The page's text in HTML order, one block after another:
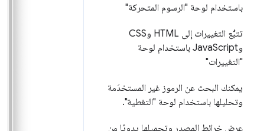
باستخدام لوحة "الرسوم المتحركة"
تتبُّع التغييرات إلى HTML وCSS
وJava
Script باستخدام لوحة
"التغييرات"
يمكنك البحث عن الرموز غير المستخدَمة
وتحليلها باستخدام لوحة "التغطية".
عرض خرائط المصدر وتحميلها يدويًا من